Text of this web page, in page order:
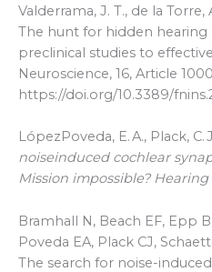
Valderrama, J. T., de la Torre,
The hunt for hidden hearing
preclinical studies to
Neuroscience, 16, Article
https://doi.org/10.3389/
LópezPoveda, E. A., Plack, C.
noiseinduced cochlear
Mission impossible? Hearing
Bramhall N, Beach EF, Epp
Poveda EA, Plack CJ,
The search for noise-